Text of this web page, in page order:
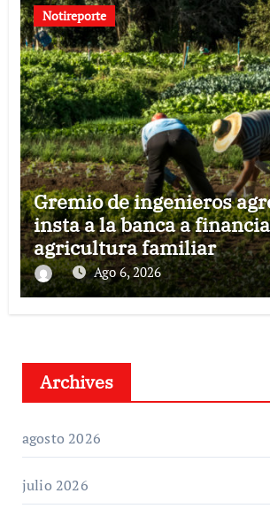
Notireporte
Gremio de ingenieros
insta a la banca a
agricultura familiar
Ago 6, 2026
Archives
agosto 2026
julio 2026